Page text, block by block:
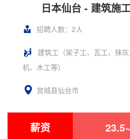
日本仙台 - 建筑施
招聘人数：2人
建筑工（架子工、瓦工、抹
机、木工等）
宫城县仙台市
薪资